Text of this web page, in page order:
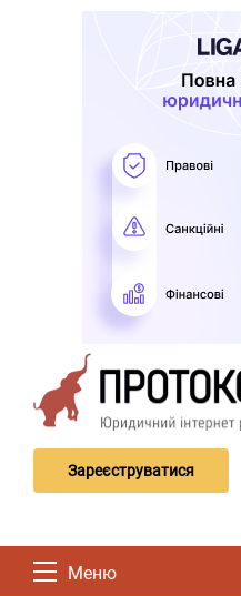
Зареєструватися
Меню